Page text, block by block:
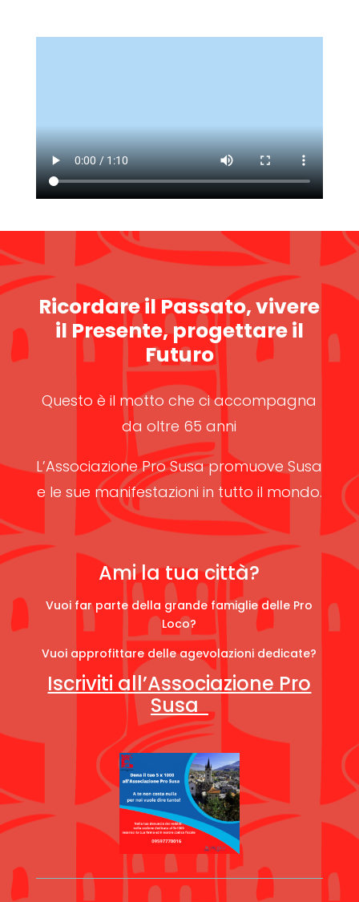
Ricordare il Passato, vivere
il Presente, progettare il
Futuro
Questo è il motto che ci accompagna
da oltre 65 anni
L’Associazione Pro Susa promuove Susa
e le sue manifestazioni in tutto il mondo.
Ami la tua città?
Vuoi far parte della grande famiglie delle Pro
Loco?
Vuoi approfittare delle agevolazioni dedicate?
Iscriviti all’Associazione Pro
Susa